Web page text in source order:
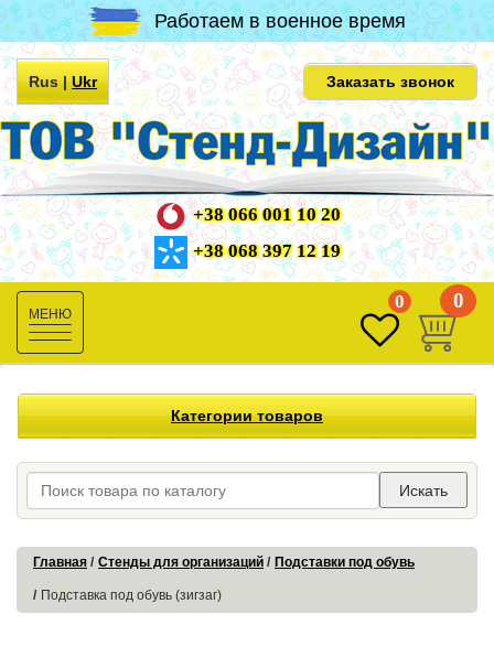
Работаем в военное время
Rus|Ukr Заказать звонок
+38 066 001 10 20
+38 068 397 12 19
Toggle
navigation
0 0
Категории товаров
Искать
Главная Стенды для организаций Подставки под обувь
Подставка под обувь (зигзаг)